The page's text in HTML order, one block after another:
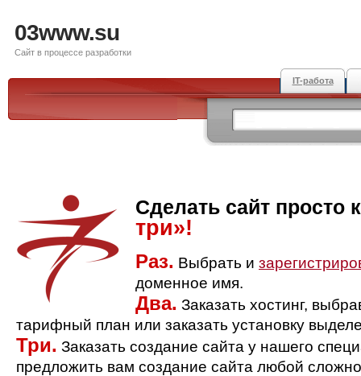
03www.su
Сайт в процессе разработки
IT-работа
Сделать сайт просто
три»!
Раз. Выбрать и
доменное имя.
Два. Заказать хостинг,
тарифный план или заказать установку
Три. Заказать создание сайта у нашего
предложить вам создание сайта любой